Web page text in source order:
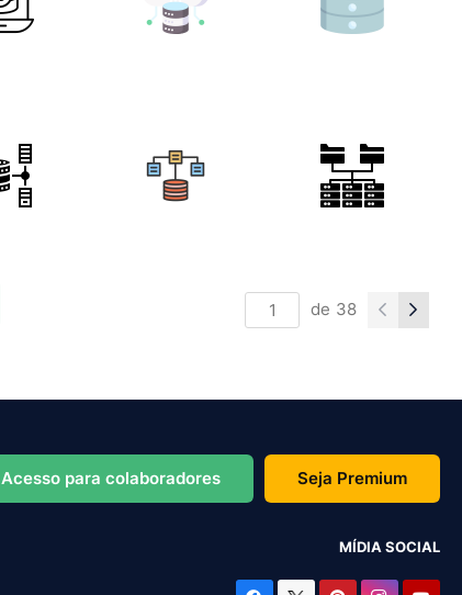
de 38
Acesso para colaboradores Seja Premium
MÍDIA SOCIAL